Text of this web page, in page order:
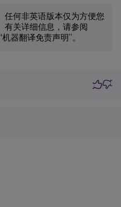
(Tue Sep 12
任何非英语版本仅为方便您
有关详细信息，请参阅
机器翻译免责声明”。